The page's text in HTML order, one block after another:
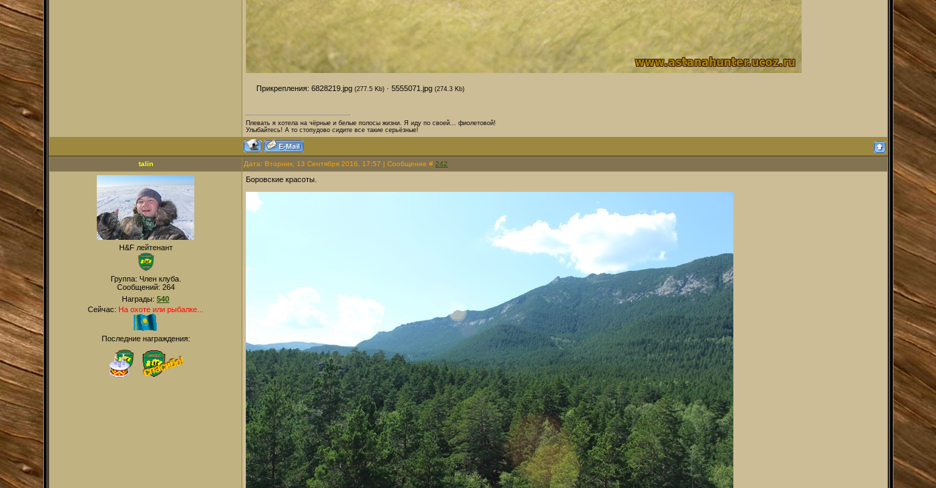
Прикрепления: 6828219.jpg (277.5 Kb) · 5555071.jpg (274.3 Kb)
Плевать я хотела на чёрныe и белые полoсы жизни. Я иду по своей... фиолетовoй!
Улыбайтесь! А то стопудово сидите все такие серьёзные!
talin Дата: Вторник, 13 Сентября 2016, 17:57 | Сообщение # 242
H&F лейтенант
Группа: Член клуба.
Сообщений: 264
Награды: 540
Сейчас: На охоте или рыбалке...
Последние награждения:
Боровские красоты.